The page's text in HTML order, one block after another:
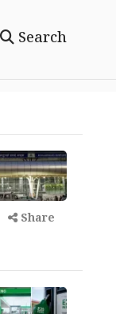
Search
Share